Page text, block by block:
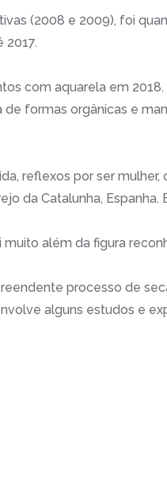
(2008 e 2009), foi
2017.
com aquarela em
formas orgânicas e
reflexos por ser
da Catalunha,
além da figura
processo de
alguns estudos e